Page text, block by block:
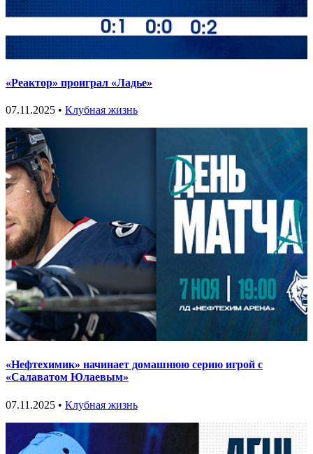
«Реактор» проиграл «Ладье»
07.11.2025 • Клубная жизнь
«Нефтехимик» начинает домашнюю серию игрой с
«Салаватом Юлаевым»
07.11.2025 • Клубная жизнь